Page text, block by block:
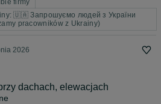
firmy
🇺🇦 Запрошуємо людей з України
pracowników z Ukrainy)
2026
dachach, elewacjach